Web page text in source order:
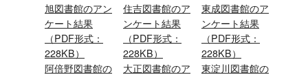
旭図書館のアン
ケート結果
（PDF形式：
228KB）
阿倍野図書館の
住吉図書館のア
ンケート結果
（PDF形式：
228KB）
大正図書館のア
東成図書館のア
ンケート結果
（PDF形式：
228KB）
東淀川図書館の